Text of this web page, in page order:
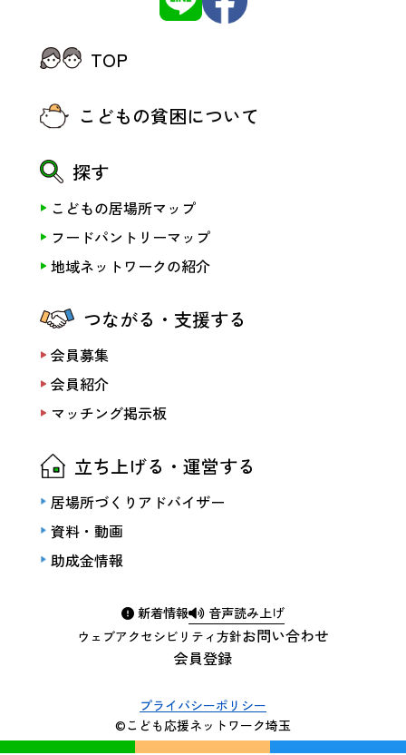
新着情報 音声読み上げ
会員登録
お問い合わせ
ウェブアクセシビリティ方針
TOP
こどもの貧困について
探す
こどもの居場所マップ
フードパントリーマップ
地域ネットワークの紹介
つながる・支援する
会員募集
会員紹介
マッチング掲示板
立ち上げる・運営する
居場所づくりアドバイザー
資料・動画
助成金情報
プライバシーポリシー
©こども応援ネットワーク埼玉